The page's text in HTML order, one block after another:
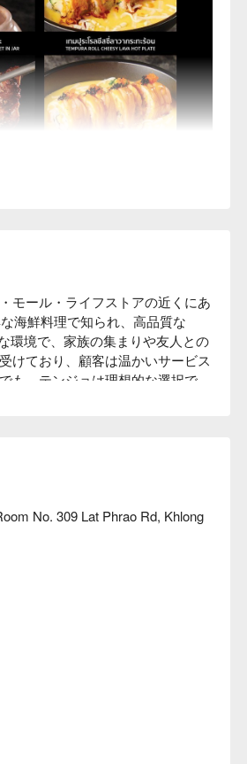
モール・ライフストアの近くにあ
海鮮料理で知られ、高品質な
環境で、家族の集まりや友人との
けており、顧客は温かいサービス
も、テンジョは理想的な選択で
No. 309 Lat Phrao Rd, Khlong